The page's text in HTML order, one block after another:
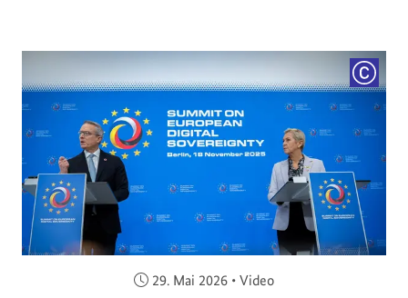
Veröffentlicht am:
29. Mai 2026 • Video